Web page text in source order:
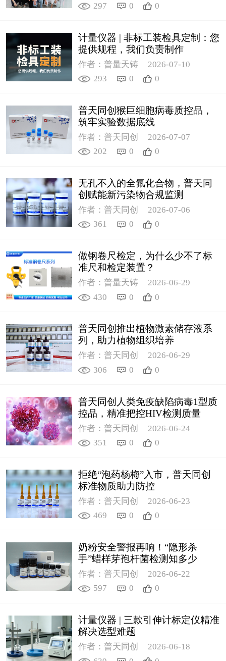
297
0 0
计量仪器 | 非标工装检具定制：您
提供规程，我们负责制作
作者：普量天铸
2026-07-10
293
0 0
普天同创猴巨细胞病毒质控品，
筑牢实验数据底线
作者：普天同创
2026-07-07
202
0 0
无孔不入的全氟化合物，普天同
创赋能新污染物合规监测
作者：普天同创
2026-07-06
361
0 0
做钢卷尺检定，为什么少不了标
准尺和检定装置？
作者：普量天铸
2026-06-29
430
0 0
普天同创推出植物激素储存液系
列，助力植物组织培养
作者：普天同创
2026-06-29
306
0 0
普天同创人类免疫缺陷病毒1型质
控品，精准把控HIV检测质量
作者：普天同创
2026-06-24
351
0 0
拒绝“泡药杨梅”入市，普天同创
标准物质助力防控
作者：普天同创
2026-06-23
469
0 0
奶粉安全警报再响！“隐形杀
手”蜡样芽孢杆菌检测知多少
作者：普天同创
2026-06-22
597
0 0
计量仪器 | 三款引伸计标定仪精准
解决选型难题
作者：普天同创
2026-06-18